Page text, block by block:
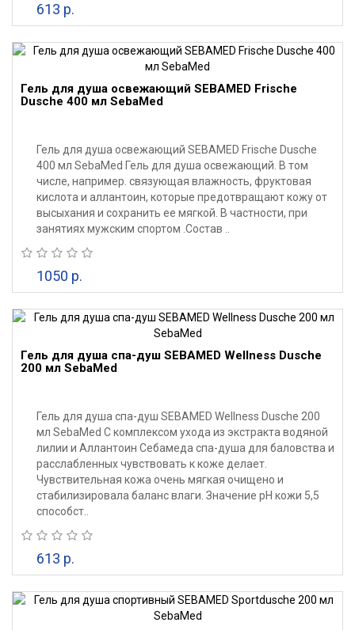
613 р.
Гель для душа освежающий SEBAMED Frische
Dusche 400 мл SebaMed
Гель для душа освежающий SEBAMED Frische Dusche
400 мл SebaMed Гель для душа освежающий. В том
числе, например. связующая влажность, фруктовая
кислота и аллантоин, которые предотвращают кожу от
высыхания и сохранить ее мягкой. В частности, при
занятиях мужским спортом . ​Состав ..
1050 р.
Гель для душа спа-душ SEBAMED Wellness Dusche
200 мл SebaMed
Гель для душа спа-душ SEBAMED Wellness Dusche 200
мл SebaMed С комплексом ухода из экстракта водяной
лилии и Аллантоин Себамеда спа-душа для баловства и
расслабленных чувствовать к коже делает.
Чувствительная кожа очень мягкая очищено и
стабилизировала баланс влаги. Значение рН кожи 5,5
способст..
613 р.